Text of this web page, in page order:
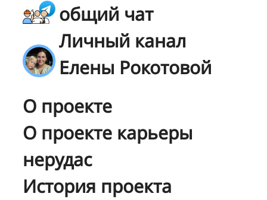
общий чат
Личный канал
Елены Рокотовой
О проекте
О проекте карьеры
нерудас
История проекта